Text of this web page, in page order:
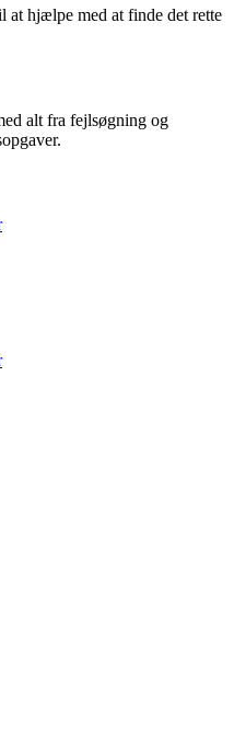
at hjælpe med at finde det rette
alt fra fejlsøgning og